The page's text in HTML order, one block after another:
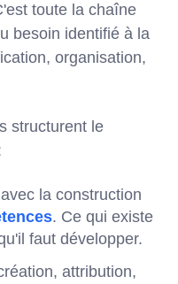
toute la chaîne
besoin identifié à la
organisation,
structurent le
la construction
. Ce qui existe
faut développer.
attribution,